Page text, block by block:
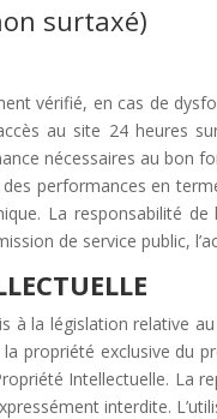
surtaxé)
vérifié, en cas de
au site 24
nécessaires au bon
performances en
La responsabilité de
de service public,
à la législation relative
propriété exclusive du
Intellectuelle.
interdite.